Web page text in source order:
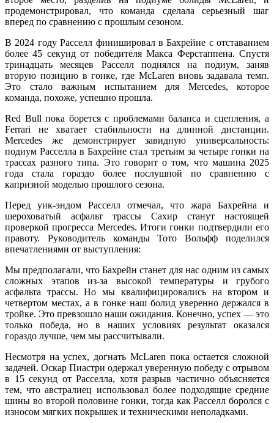
продемонстрировал, что команда сделала серьезный шаг
вперед по сравнению с прошлым сезоном.
В 2024 году Расселл финишировал в Бахрейне с отставанием
более 45 секунд от победителя Макса Ферстаппена. Спустя
тринадцать месяцев Расселл поднялся на подиум, заняв
вторую позицию в гонке, где McLaren вновь задавала темп.
Это стало важным испытанием для Mercedes, которое
команда, похоже, успешно прошла.
Red Bull пока борется с проблемами баланса и сцепления, а
Ferrari не хватает стабильности на длинной дистанции.
Mercedes же демонстрирует завидную универсальность:
подиум Расселла в Бахрейне стал третьим за четыре гонки на
трассах разного типа. Это говорит о том, что машина 2025
года стала гораздо более послушной по сравнению с
капризной моделью прошлого сезона.
Перед уик-эндом Расселл отмечал, что жара Бахрейна и
шероховатый асфальт трассы Сахир станут настоящей
проверкой прогресса Mercedes. Итоги гонки подтвердили его
правоту. Руководитель команды Тото Вольфф поделился
впечатлениями от выступления:
Мы предполагали, что Бахрейн станет для нас одним из самых
сложных этапов из-за высокой температуры и грубого
асфальта трассы. Но мы квалифицировались на втором и
четвертом местах, а в гонке наш болид уверенно держался в
тройке. Это превзошло наши ожидания. Конечно, успех — это
только победа, но в наших условиях результат оказался
гораздо лучше, чем мы рассчитывали.
Несмотря на успех, догнать McLaren пока остается сложной
задачей. Оскар Пиастри одержал уверенную победу с отрывом
в 15 секунд от Расселла, хотя разрыв частично объясняется
тем, что австралиец использовал более подходящие средние
шины во второй половине гонки, тогда как Расселл боролся с
износом мягких покрышек и техническими неполадками.